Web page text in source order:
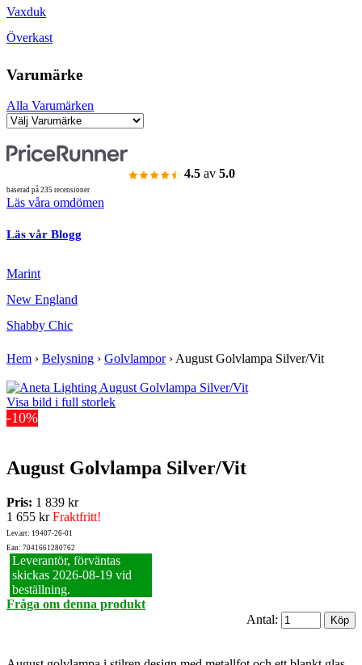
Vaxduk
Överkast
Varumärke
Alla Varumärken
4.5 av 5.0
baserad på 235 recensioner
Läs våra omdömen
Läs vår Blogg
Marint
New England
Shabby Chic
Hem › Belysning › Golvlampor›August Golvlampa Silver/Vit
Visa bild i full storlek
-10%
August Golvlampa Silver/Vit
Pris: 1 839 kr
1 655 krFraktfritt!
Lev.art: 19407-26-01
Ean: 7041661280762
Leverantör, förväntas
skickas 2026‑08‑19 vid
beställning.
Fråga om denna produkt
Antal: